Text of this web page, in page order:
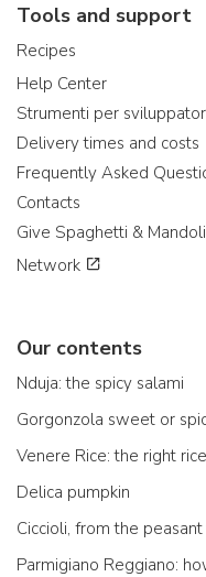
Tools and support
Recipes
Help Center
Strumenti per
Delivery times and costs
Frequently Asked
Contacts
Give Spaghetti &
Network
Our contents
Nduja: the spicy salami
Gorgonzola sweet or
Venere Rice: the right
Delica pumpkin
Ciccioli, from the